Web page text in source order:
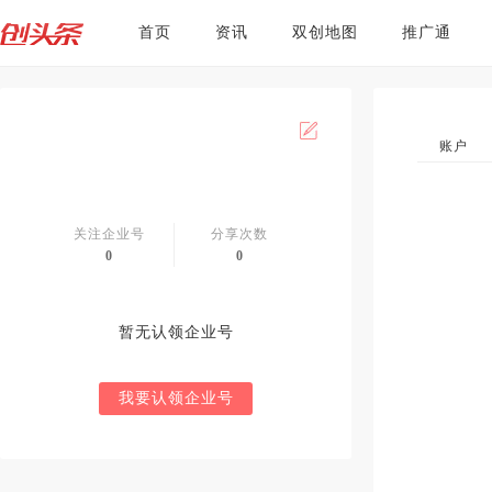
首页 资讯 双创地图 推广通
关注企业号
0
分享次数
0
暂无认领企业号
我要认领企业号
账户